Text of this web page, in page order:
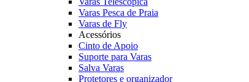
Varas Pesca de Praia
Varas de Fly
Acessórios
Cinto de Apoio
Suporte para Varas
Salva Varas
Protetores e organizador